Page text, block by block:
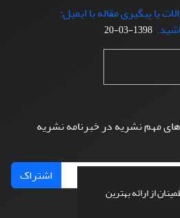
از ارائه بهترین
یا پیگیری مقاله با ایمیل:
1398-03-20
های مهم نشریه در خبرنامه نشریه
اشتراک